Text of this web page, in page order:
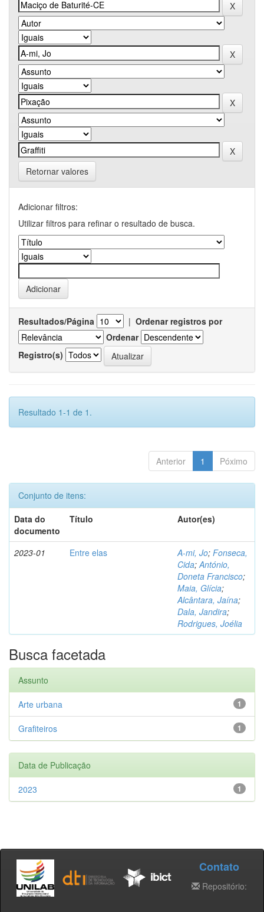
Retornar valores
Adicionar filtros:
Utilizar filtros para refinar o resultado de busca.
Resultados/Página | Ordenar registros por
Ordenar
Registro(s)
Resultado 1-1 de 1.
Anterior 1 Póximo
Conjunto de itens:
Data do
documento
Título Autor(es)
2023-01 Entre elas A-mi, Jo; Fonseca,
Cida;António,
Doneta Francisco;
Maia, Glícia;
Alcântara, Jaína;
Dala, Jandira;
Rodrigues, Joélia
Busca facetada
Assunto
1
Arte urbana
1
Grafiteiros
Data de Publicação
1
2023
Contato
Repositório: